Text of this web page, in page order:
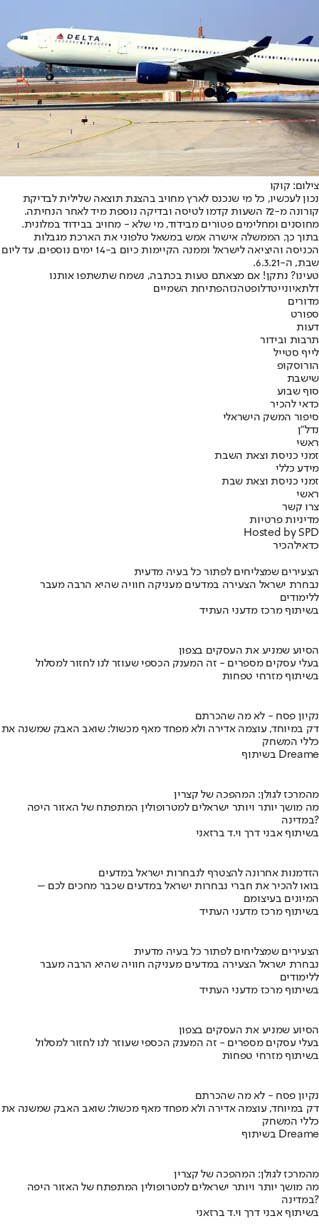
צילום: קוקו
נכון לעכשיו, כל מי שנכנס לארץ מחויב בהצגת תוצאה שלילית לבדיקת
קורונה מ-72 השעות קדמו לטיסה ובדיקה נוספת מיד לאחר הנחיתה.
מחוסנים ומחלימים פטורים מבידוד, מי שלא - מחויב בבידוד במלונית.
בתוך כך, הממשלה אישרה אמש במשאל טלפוני את הארכת מגבלות
הכניסה והיציאה לישראל וממנה הקיימות כיום ב-14 ימים נוספים, עד ליום
שבת, ה-6.3.21.
טעינו? נתקן! אם מצאתם טעות בכתבה, נשמח שתשתפו אותנו
דלתאיונייטדלופטהנזהפתיחת השמיים
מדורים
ספורט
דעות
תרבות ובידור
לייף סטייל
הורוסקופ
שישבת
סוף שבוע
כדאי להכיר
סיפור המשק הישראלי
נדל"ן
ראשי
זמני כניסת וצאת השבת
מידע כללי
זמני כניסת וצאת שבת
ראשי
צרו קשר
מדיניות פרטיות
Hosted by SPD
כדאילהכיר
הצעירים שמצליחים לפתור כל בעיה מדעית
נבחרת ישראל הצעירה במדעים מעניקה חוויה שהיא הרבה מעבר
ללימודים
בשיתוף מרכז מדעני העתיד
הסיוע שמניע את העסקים בצפון
בעלי עסקים מספרים - זה המענק הכספי שעוזר לנו לחזור למסלול
בשיתוף מזרחי טפחות
נקיון פסח - לא מה שהכרתם
דק במיוחד, עוצמה אדירה ולא מפחד מאף מכשול: שואב האבק שמשנה את
כללי המשחק
בשיתוף Dreame
מהמרכז לגולן: המהפכה של קצרין
מה מושך יותר ויותר ישראלים למטרופולין המתפתח של האזור היפה
במדינה?
בשיתוף אבני דרך וי.ד ברזאני
הזדמנות אחרונה להצטרף לנבחרות ישראל במדעים
בואו להכיר את חברי נבחרות ישראל במדעים שכבר מחכים לכם –
המיונים בעיצומם
בשיתוף מרכז מדעני העתיד
הצעירים שמצליחים לפתור כל בעיה מדעית
נבחרת ישראל הצעירה במדעים מעניקה חוויה שהיא הרבה מעבר
ללימודים
בשיתוף מרכז מדעני העתיד
הסיוע שמניע את העסקים בצפון
בעלי עסקים מספרים - זה המענק הכספי שעוזר לנו לחזור למסלול
בשיתוף מזרחי טפחות
נקיון פסח - לא מה שהכרתם
דק במיוחד, עוצמה אדירה ולא מפחד מאף מכשול: שואב האבק שמשנה את
כללי המשחק
בשיתוף Dreame
מהמרכז לגולן: המהפכה של קצרין
מה מושך יותר ויותר ישראלים למטרופולין המתפתח של האזור היפה
במדינה?
בשיתוף אבני דרך וי.ד ברזאני